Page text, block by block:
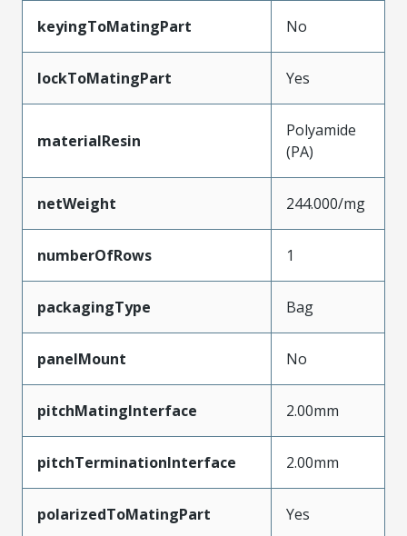
keyingToMatingPart No
lockToMatingPart Yes
materialResin
Polyamide
(PA)
netWeight 244.000/mg
numberOfRows 1
packagingType Bag
panelMount No
pitchMatingInterface 2.00mm
pitchTerminationInterface 2.00mm
polarizedToMatingPart Yes